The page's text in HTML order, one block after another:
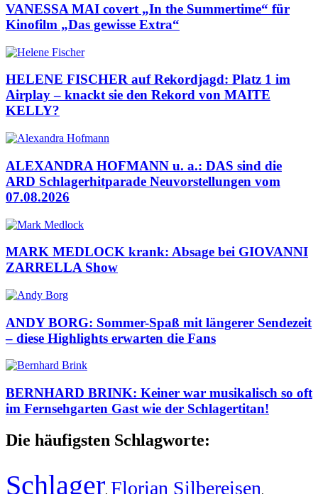
VANESSA MAI covert „In the Summertime“ für
Kinofilm „Das gewisse Extra“
HELENE FISCHER auf Rekordjagd: Platz 1 im
Airplay – knackt sie den Rekord von MAITE
KELLY?
ALEXANDRA HOFMANN u. a.: DAS sind die
ARD Schlagerhitparade Neuvorstellungen vom
07.08.2026
MARK MEDLOCK krank: Absage bei GIOVANNI
ZARRELLA Show
ANDY BORG: Sommer-Spaß mit längerer Sendezeit
– diese Highlights erwarten die Fans
BERNHARD BRINK: Keiner war musikalisch so oft
im Fernsehgarten Gast wie der Schlagertitan!
Die häufigsten Schlagworte:
Schlager, Florian Silbereisen,